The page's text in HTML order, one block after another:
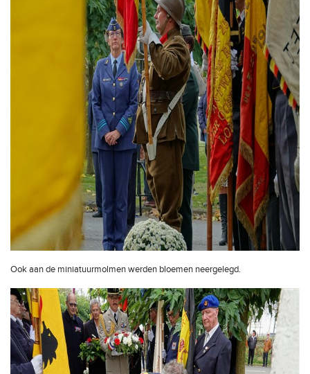
Ook aan de miniatuurmolmen werden bloemen neergelegd.